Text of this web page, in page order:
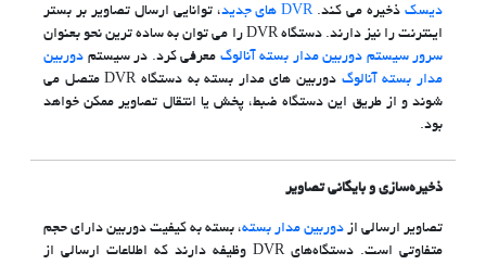
دیسکذخیره می کند.DVR های جدید
، توانایی ارسال تصاویر بر بستر
اینترنت را نیز دارند. دستگاه DVR را می توان به ساده ترین نحو بعنوان
سرور سیستم دوربین مدار بسته آنالوگ معرفی کرد. در سیستم دوربین
مدار بسته آنالوگ
دوربین های مدار بسته به دستگاه DVR متصل می
شوند و از طریق این دستگاه ضبط، پخش یا انتقال تصاویر ممکن خواهد
بود.
ذخیره‌سازی و بایگانی تصاویر
تصاویر ارسالی از دوربین مدار بسته، بسته به کیفیت دوربین دارای حجم
متفاوتی است. دستگاه‌های DVR وظیفه دارند که اطلاعات ارسالی از